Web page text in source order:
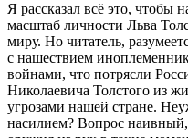
Я рассказал всё это, чтобы
масштаб личности Льва
миру. Но читатель,
с нашествием
войнами, что потрясли
Николаевича Толстого из
угрозами нашей стране.
насилием? Вопрос